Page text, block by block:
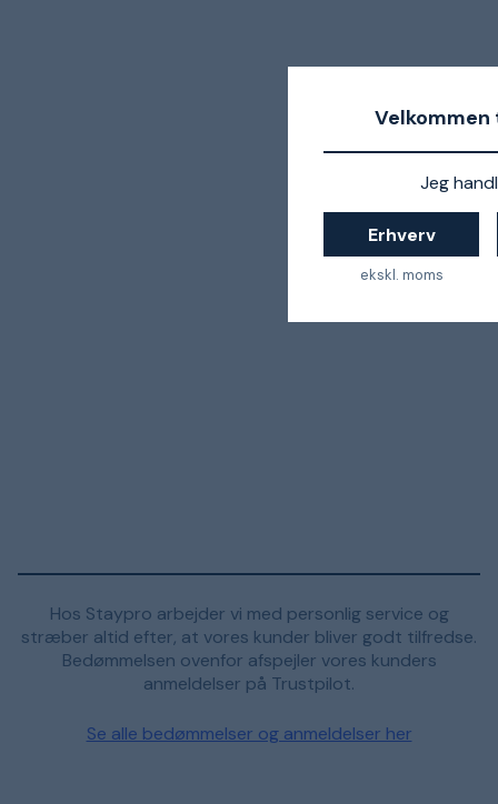
Jeg
Erhverv
ekskl. moms
Hos Staypro arbejder vi med personlig service og
stræber altid efter, at vores kunder bliver godt tilfredse.
Bedømmelsen ovenfor afspejler vores kunders
anmeldelser på Trustpilot.
Se alle bedømmelser og anmeldelser her